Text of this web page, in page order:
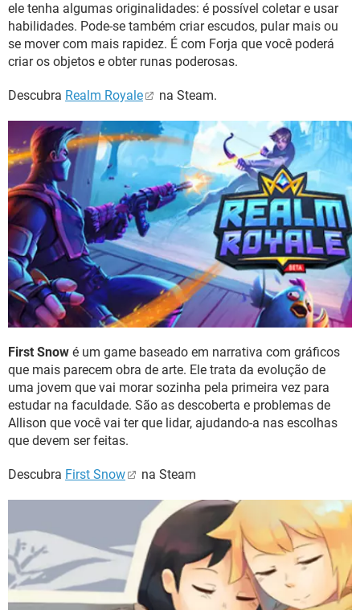
ele tenha algumas originalidades: é possível coletar e usar
habilidades. Pode-se também criar escudos, pular mais ou
se mover com mais rapidez. É com Forja que você poderá
criar os objetos e obter runas poderosas.
Descubra Realm Royale na Steam.
First Snow é um game baseado em narrativa com gráficos
que mais parecem obra de arte. Ele trata da evolução de
uma jovem que vai morar sozinha pela primeira vez para
estudar na faculdade. São as descoberta e problemas de
Allison que você vai ter que lidar, ajudando-a nas escolhas
que devem ser feitas.
Descubra First Snow na Steam